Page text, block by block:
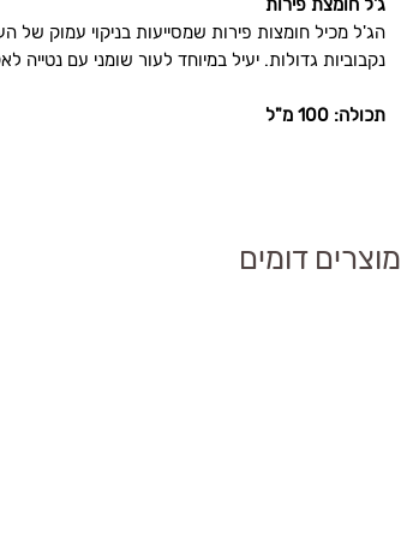
ג'ל חומצת פירות
הג'ל מכיל חומצות פירות שמסייעות בניקוי עמוק
נקבוביות גדולות. יעיל במיוחד לעור שומני עם נטייה
תכולה: 100 מ"ל
מוצרים דומים